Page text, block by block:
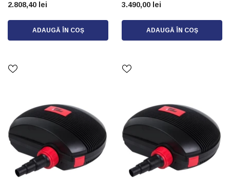
2.808,40 lei
ADAUGĂ ÎN COȘ
3.490,00 lei
ADAUGĂ ÎN COȘ